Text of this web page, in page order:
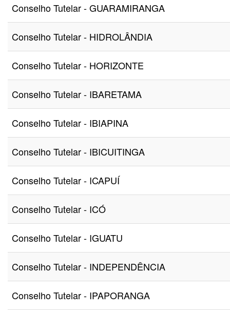
Conselho Tutelar - GUARAMIRANGA
Conselho Tutelar - HIDROLÂNDIA
Conselho Tutelar - HORIZONTE
Conselho Tutelar - IBARETAMA
Conselho Tutelar - IBIAPINA
Conselho Tutelar - IBICUITINGA
Conselho Tutelar - ICAPUÍ
Conselho Tutelar - ICÓ
Conselho Tutelar - IGUATU
Conselho Tutelar - INDEPENDÊNCIA
Conselho Tutelar - IPAPORANGA